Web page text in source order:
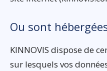
Ou sont
KINNOVIS dispose de
sur lesquels vos